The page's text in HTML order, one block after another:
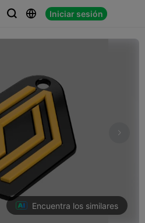
  Iniciar sesión
 
Encuentra los similares